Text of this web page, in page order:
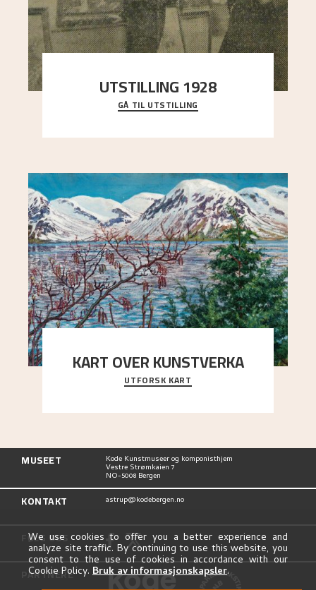
UTSTILLING 1928
Då Astrup døydde i 1928, tok vennene Moritz
Kaland og Simon Thorbjørnsen initiativ til å
GÅ TIL UTSTILLING
KART OVER KUNSTVERKA
Utforsk stedene og utsiktene i Astrups malerier
UTFORSK KART
MUSEET Kode Kunstmuseer og komponisthjem
Vestre Strømkaien 7
NO-5008 Bergen
KONTAKT astrup@kodebergen.no
FØLG OSS
PARTNERE
We use cookies to offer you a better experience and
analyze site traffic. By continuing to use this website, you
consent to the use of cookies in accordance with our
Cookie Policy. Bruk av informasjonskapsler.